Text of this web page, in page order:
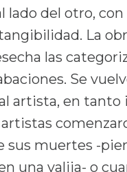
lado del otro,
La
las
Se
artista, en
sus muertes -
una valija- o